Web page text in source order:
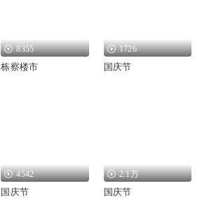
8355
栋察楼市
1726
国庆节
4542
国庆节
2.1万
国庆节